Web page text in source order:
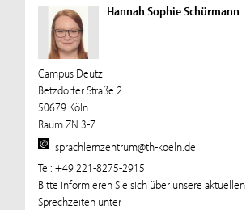
Hannah Sophie Schürmann
Campus Deutz
Betzdorfer Straße 2
50679 Köln
Raum ZN 3-7
sprachlernzentrum@th-koeln.de
Tel: +49 221-8275-2915
Bitte informieren Sie sich über unsere aktuellen
Sprechzeiten unter